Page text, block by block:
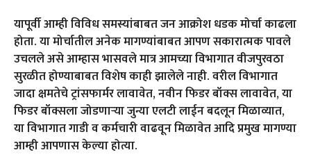
यापूर्वी आम्ही विविध समस्यांबाबत जन आक्रोश धडक मोर्चा काढला
होता. या मोर्चातील अनेक मागण्यांबाबत आपण सकारात्मक पावले
उचलले असे आम्हास भासवले मात्र आमच्या विभागात वीजपुरवठा
सुरळीत होण्याबाबत विशेष काही झालेले नाही. वरील विभागात
जादा क्षमतेचे ट्रांसफार्मर लावावेत, नवीन फिडर बॉक्स लावावेत, या
फिडर बॉक्सला जोडणाऱ्या जुन्या एलटी लाईन बदलून मिळाव्यात,
या विभागात गाडी व कर्मचारी वाढवून मिळावेत आदि प्रमुख मागण्या
आम्ही आपणास केल्या होत्या.